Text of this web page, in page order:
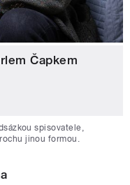
Čapkem
spisovatele,
jinou formou.